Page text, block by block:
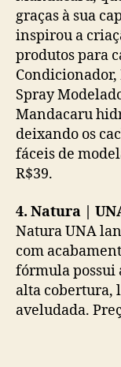
graças à sua
inspirou a
produtos para
Condicionador,
Spray
Mandacaru
deixando os
fáceis de
R$39.
4. Natura |
Natura UNA
com
fórmula possui
alta cobertura,
aveludada.